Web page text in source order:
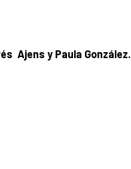
Ajens y Paula González.